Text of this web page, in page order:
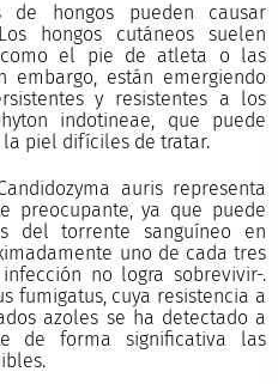
de hongos pueden causar
hongos cutáneos suelen
como el pie de atleta o las
embargo, están emergiendo
y resistentes a los
indotineae, que puede
la piel difíciles de tratar.
auris representa
preocupante, ya que puede
del torrente sanguíneo en
uno de cada tres
no logra sobrevivir-.
fumigatus, cuya resistencia a
azoles se ha detectado a
de forma significativa las